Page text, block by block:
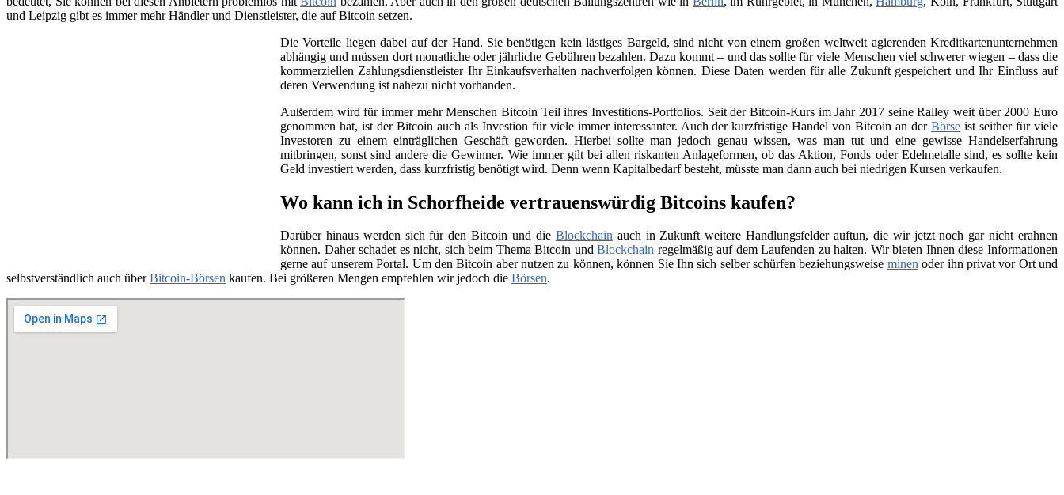
und Leipzig gibt es immer mehr Händler und Dienstleister, die auf Bitcoin setzen.
Die Vorteile liegen dabei auf der Hand. Sie benötigen kein lästiges Bargeld, sind nicht von einem großen weltweit agierenden Kreditkartenunternehmen
abhängig und müssen dort monatliche oder jährliche Gebühren bezahlen. Dazu kommt – und das sollte für viele Menschen viel schwerer wiegen – dass die
kommerziellen Zahlungsdienstleister Ihr Einkaufsverhalten nachverfolgen können. Diese Daten werden für alle Zukunft gespeichert und Ihr Einfluss auf
deren Verwendung ist nahezu nicht vorhanden.
Außerdem wird für immer mehr Menschen Bitcoin Teil ihres Investitions-Portfolios. Seit der Bitcoin-Kurs im Jahr 2017 seine Ralley weit über 2000 Euro
genommen hat, ist der Bitcoin auch als Investion für viele immer interessanter. Auch der kurzfristige Handel von Bitcoin an derBörse ist seither für viele
Investoren zu einem einträglichen Geschäft geworden. Hierbei sollte man jedoch genau wissen, was man tut und eine gewisse Handelserfahrung
mitbringen, sonst sind andere die Gewinner. Wie immer gilt bei allen riskanten Anlageformen, ob das Aktion, Fonds oder Edelmetalle sind, es sollte kein
Geld investiert werden, dass kurzfristig benötigt wird. Denn wenn Kapitalbedarf besteht, müsste man dann auch bei niedrigen Kursen verkaufen.
Wo kann ich in Schorfheide vertrauenswürdig Bitcoins kaufen?
Darüber hinaus werden sich für den Bitcoin und die Blockchainauch in Zukunft weitere Handlungsfelder auftun, die wir jetzt noch gar nicht erahnen
können. Daher schadet es nicht, sich beim Thema Bitcoin undBlockchain regelmäßig auf dem Laufenden zu halten. Wir bieten Ihnen diese Informationen
gerne auf unserem Portal. Um den Bitcoin aber nutzen zu können, können Sie Ihn sich selber schürfen beziehungsweise minenoder ihn privat vor Ort und
selbstverständlich auch überBitcoin-Börsen kaufen. Bei größeren Mengen empfehlen wir jedoch die Börsen.